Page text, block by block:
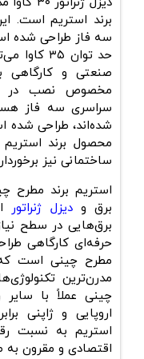
برند استریم است.
سه فاز طراحی شده
حد توان
صنعتی و کارگاهی
مخصوص نصب در
سراسری سه فاز
شده‌اند، طراحی شده
محصول برند
ساختمانی نیز
استریم برند مطرح
برق ودیزل ژنراتور
برق‌هایی در سطح
حرفه‌ای کارگاهی
مطرح چینی است که
مدرن‌ترین
چینی عملاً با
اروپایی و ژاپنی
استریم به نسبت
اقتصادی و مقرون